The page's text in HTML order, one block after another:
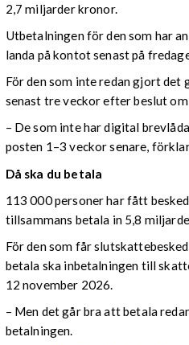
2,7 miljarder kronor.
Utbetalningen för den som har
landa på kontot senast på
För den som inte redan gjort det
senast tre veckor efter beslut
– De som inte har digital
posten 1–3 veckor senare,
Då ska du betala
113 000 personer har fått
tillsammans betala in 5,8
För den som får
betala ska inbetalningen till
12 november 2026.
– Men det går bra att betala
betalningen.